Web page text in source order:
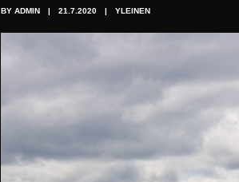
BY ADMIN | 21.7.2020 | YLEINEN